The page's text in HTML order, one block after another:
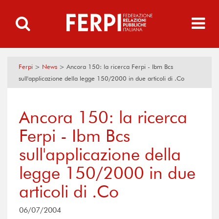
Ferpi > News > Ancora 150: la ricerca Ferpi - Ibm Bcs
sull'applicazione della legge 150/2000 in due articoli di .Co
Ancora 150: la ricerca
Ferpi - Ibm Bcs
sull'applicazione della
legge 150/2000 in due
articoli di .Co
06/07/2004